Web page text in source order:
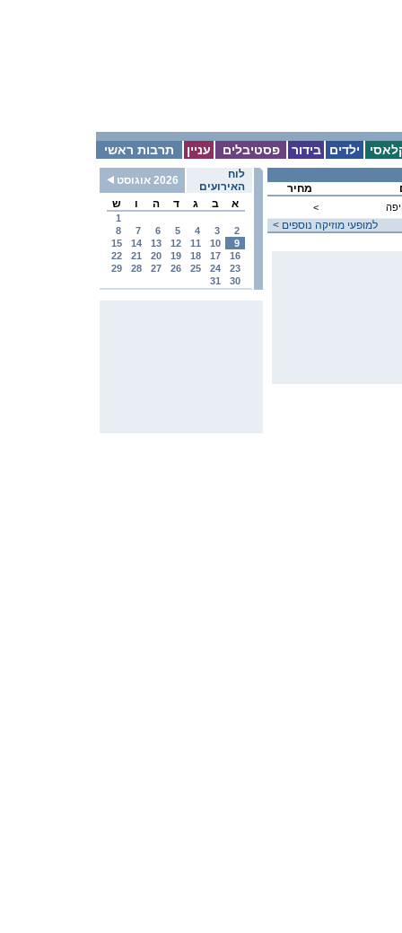
תרבות ראשי עניין פסטיבלים בידור ילדים
לוח
האירועים
2026 אוגוסט
א
ב ג ד ה ו ש
1
2
3
4
5
6
7
8
9
10
11
12
13
14
15
16
17
18
19
20
21
22
23
24
25
26
27
28
29
30
31
מחיר
<
< למופעי מוזיקה נוספים